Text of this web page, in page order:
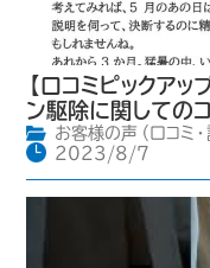
【口コミピックア
ン駆除に関しての
お客様の声（口コミ・
2023/8/7